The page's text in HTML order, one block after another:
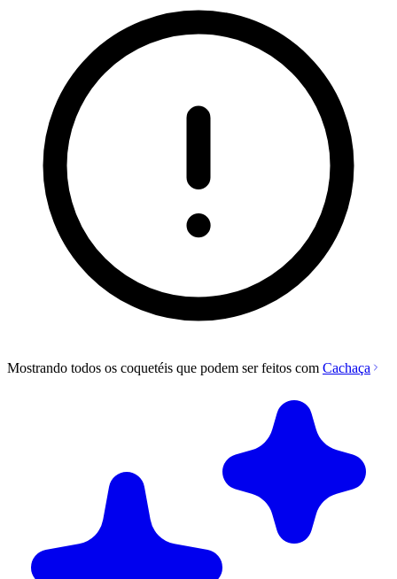
Mostrando todos os coquetéis que podem ser feitos com Cachaça